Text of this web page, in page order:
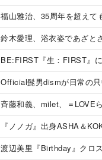
福山雅治、35周年を超えて
鈴木愛理、浴衣姿であざと
BE:FIRST『生：FIRST』
Official髭男dismが日常の
斉藤和義、milet、＝LOVE
『ノノガ』出身ASHA＆
渡辺美里『Birthday』クロ